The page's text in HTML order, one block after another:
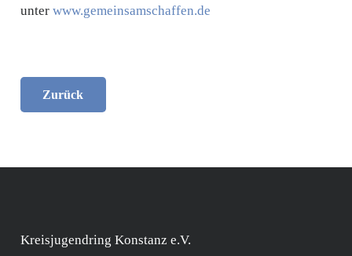
unter www.gemeinsamschaffen.de
Zurück
Kreisjugendring Konstanz e.V.